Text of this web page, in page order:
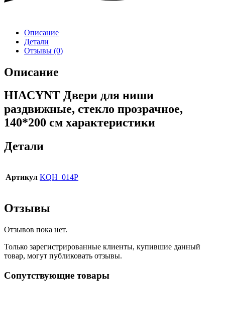
Описание
Детали
Отзывы (0)
Описание
HIACYNT Двери для ниши
раздвижные, стекло прозрачное,
140*200 см характеристики
Детали
Артикул KQH_014P
Отзывы
Отзывов пока нет.
Только зарегистрированные клиенты, купившие данный
товар, могут публиковать отзывы.
Сопутствующие товары